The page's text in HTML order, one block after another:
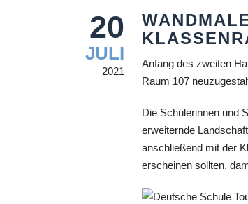
20
JULI
2021
Anfang des zweiten
Raum 107
Die Schülerinnen und
erweiternde
anschließend mit der
erscheinen sollten,